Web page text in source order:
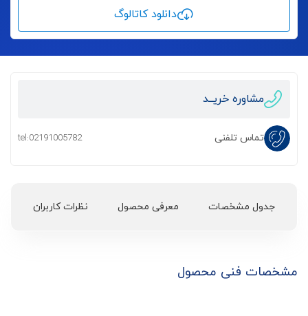
دانلود کاتالوگ
مشاوره خریــد
تماس تلفنی tel:02191005782
جدول مشخصات معرفی محصول نظرات کاربران
مشخصات فنی محصول